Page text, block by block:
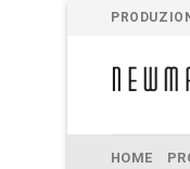
contenuti
HOME